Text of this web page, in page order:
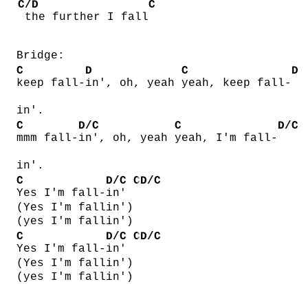
C/D
the further I fall
C
Bridge:
C
keep fall-
D
in', oh, yeah
C
yeah, keep fall-
D
in'.
C
mmm fall-
D/C
in', oh, yeah
C
yeah, I'm fall-
D/C
in'.
C
Yes I'm fall-
D/C
in'
CD/C
(Yes I'm fallin')
(yes I'm fallin')
C
Yes I'm fall-
D/C
in'
CD/C
(Yes I'm fallin')
(yes I'm fallin')